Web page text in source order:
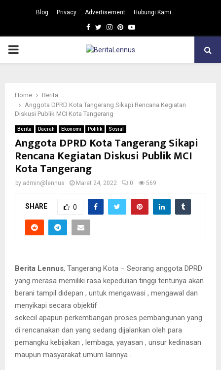
Blog Privacy Advertisement Hubungi Kami
Facebook
TwitterInstagram
Pinterest
Youtube
PRIMARY
Home
Berita
Anggota DPRD Kota Tangerang Sikapi Rencana Kegiatan
Diskusi Publik MCI Kota Tangerang
Berita Daerah Ekonomi Politik Sosial
Anggota DPRD Kota Tangerang Sikapi
Rencana Kegiatan Diskusi Publik MCI
Kota Tangerang
by admin@lennus Maret 24, 2022 0 569
SHARE 0
Berita Lennus, Tangerang Kota – Seorang anggota DPRD
yang merasa memiliki rasa kepedulian tinggi tentunya akan
berani tampil didepan , untuk mengawasi , mengawal dan
menyikapi secara objektif
sekecil apapun perkembangan proses pembangunan yang
di rencanakan dan yang sedang dijalankan oleh para
pemangku kebijakan , lembaga, yayasan , unsur kedinasan
maupun masyarakat umum lainnya .